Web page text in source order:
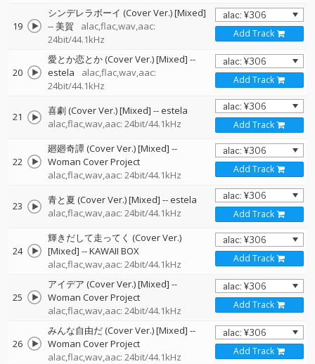
19
シンデレラボーイ (Cover Ver.) [Mixed]
--美賀
alac,flac,wav,aac:
24bit/44.1kHz
Add Track
20
愛とか恋とか (Cover Ver.) [Mixed] --
estela
alac,flac,wav,aac:
24bit/44.1kHz
Add Track
21 喜劇 (Cover Ver.) [Mixed] --estela
alac,flac,wav,aac: 24bit/44.1kHz
Add Track
22
廻廻奇譚 (Cover Ver.) [Mixed] --
Woman Cover Project
alac,flac,wav,aac: 24bit/44.1kHz
Add Track
23 青と夏 (Cover Ver.) [Mixed] --estela
alac,flac,wav,aac: 24bit/44.1kHz
Add Track
24
輝きだして走ってく (Cover Ver.)
[Mixed] --KAWAII BOX
alac,flac,wav,aac: 24bit/44.1kHz
Add Track
25
アイデア (Cover Ver.) [Mixed] --
Woman Cover Project
alac,flac,wav,aac: 24bit/44.1kHz
Add Track
26
みんな自由だ (Cover Ver.) [Mixed] --
Woman Cover Project
alac,flac,wav,aac: 24bit/44.1kHz
Add Track